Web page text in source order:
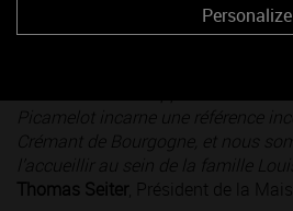
vision à long terme : préserver
Picamelot incarne une référence
Crémant de Bourgogne, et nous
l’accueillir au sein de la famille
Thomas Seiter , Président de la
Personalize